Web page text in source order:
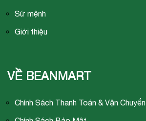
Sứ mệnh
Giới thiệu
VỀ BEANMART
Chính Sách Thanh Toán & Vận Chuyển